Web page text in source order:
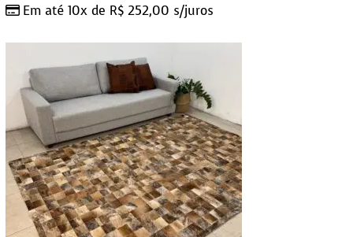
Em até 10x de R$ 252,00 s/juros